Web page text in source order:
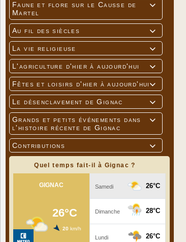

Faune et flore sur le Causse de
Martel

Au fil des siècles

La vie religieuse

L'agriculture d'hier à aujourd'hui

Fêtes et loisirs d'hier à aujourd'hui

Le désenclavement de Gignac

Grands et petits événements dans
l'histoire récente de Gignac

Contributions
Quel temps fait-il à Gignac ?